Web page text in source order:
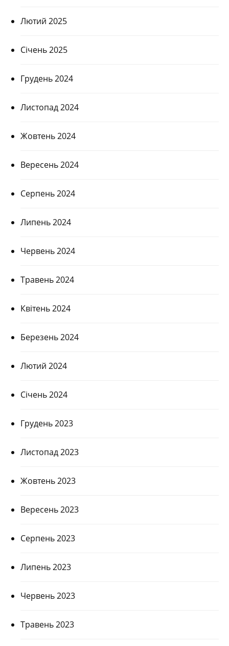
Лютий 2025
Січень 2025
Грудень 2024
Листопад 2024
Жовтень 2024
Вересень 2024
Серпень 2024
Липень 2024
Червень 2024
Травень 2024
Квітень 2024
Березень 2024
Лютий 2024
Січень 2024
Грудень 2023
Листопад 2023
Жовтень 2023
Вересень 2023
Серпень 2023
Липень 2023
Червень 2023
Травень 2023